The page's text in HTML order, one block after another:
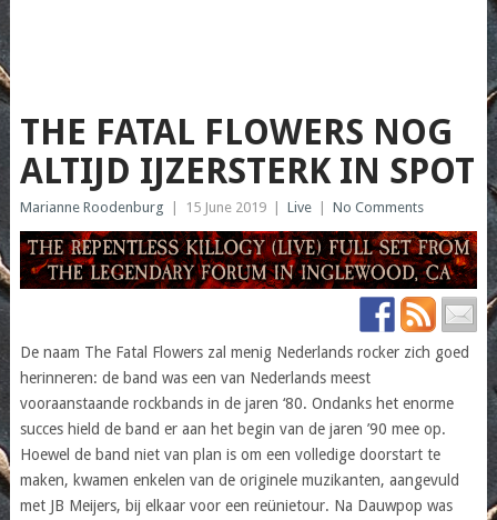
THE FATAL FLOWERS NOG
ALTIJD IJZERSTERK IN SPOT
Marianne Roodenburg 15 June 2019 Live No Comments
De naam The Fatal Flowers zal menig Nederlands rocker zich goed
herinneren: de band was een van Nederlands meest
vooraanstaande rockbands in de jaren ‘80. Ondanks het enorme
succes hield de band er aan het begin van de jaren ’90 mee op.
Hoewel de band niet van plan is om een volledige doorstart te
maken, kwamen enkelen van de originele muzikanten, aangevuld
met JB Meijers, bij elkaar voor een reünietour. Na Dauwpop was